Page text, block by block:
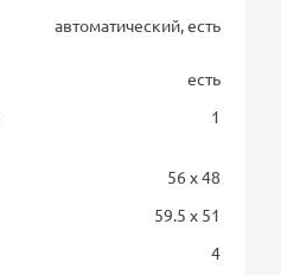
автоматический, есть
есть
1
56 x 48
59.5 x 51
4